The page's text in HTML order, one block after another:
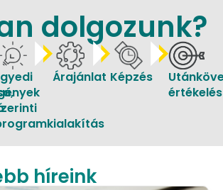
dolgozunk?
Árajánlat Képzés
értékelés
híreink